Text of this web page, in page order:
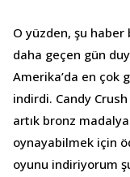
O yüzden, şu haber
daha geçen gün
Amerika’da en çok
indirdi. Candy
artık bronz
oynayabilmek için
oyunu indiriyorum